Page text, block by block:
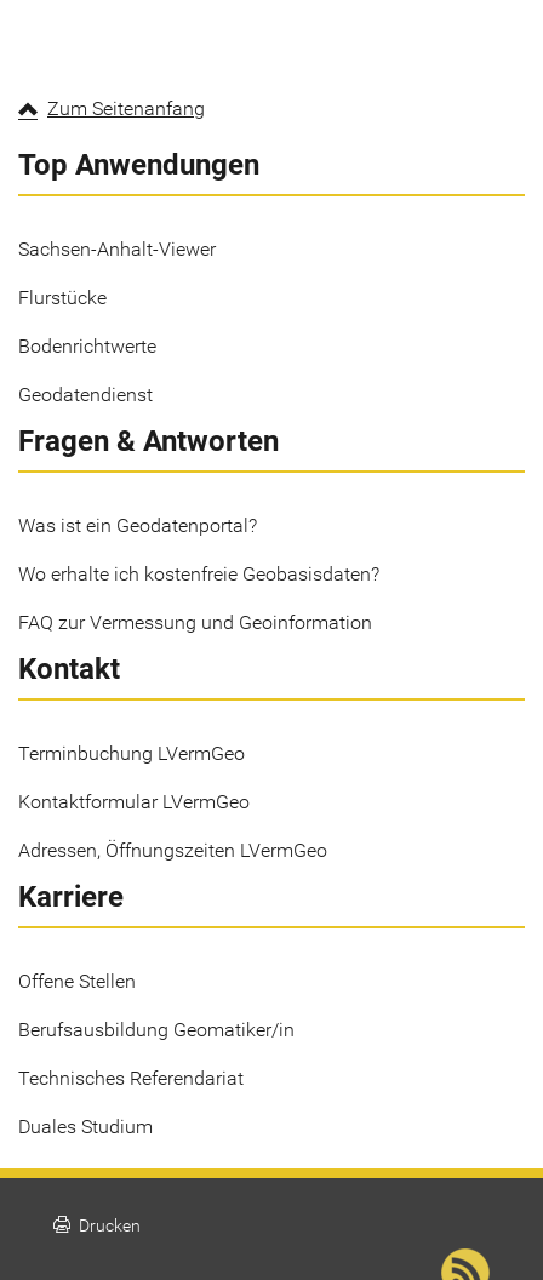
Zum Seitenanfang
Top Anwendungen
Sachsen-Anhalt-Viewer
Flurstücke
Bodenrichtwerte
Geodatendienst
Fragen & Antworten
Was ist ein Geodatenportal?
Wo erhalte ich kostenfreie Geobasisdaten?
FAQ zur Vermessung und Geoinformation
Kontakt
Terminbuchung LVermGeo
Kontaktformular LVermGeo
Adressen, Öffnungszeiten LVermGeo
Karriere
Offene Stellen
Berufsausbildung Geomatiker/in
Technisches Referendariat
Duales Studium
print Drucken